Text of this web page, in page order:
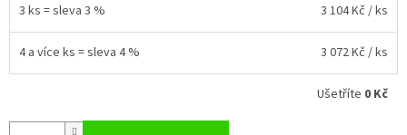
3 ks = sleva 3 % 3 104 Kč / ks
4 a více ks = sleva 4 % 3 072 Kč / ks
Ušetříte 0 Kč